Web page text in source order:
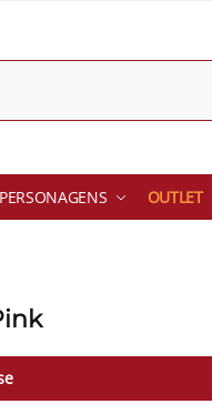
PERSONAGENS OUTLET